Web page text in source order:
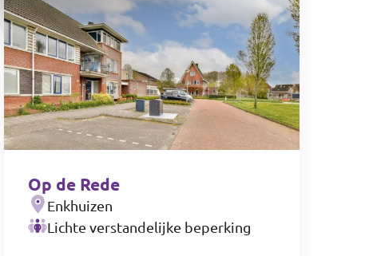
Op de Rede
Enkhuizen
Lichte verstandelijke beperking